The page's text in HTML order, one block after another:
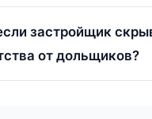
застройщик
от дольщиков?